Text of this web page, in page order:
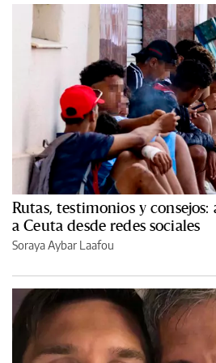
Rutas, testimonios y consejos:
a Ceuta desde redes sociales
Soraya Aybar Laafou